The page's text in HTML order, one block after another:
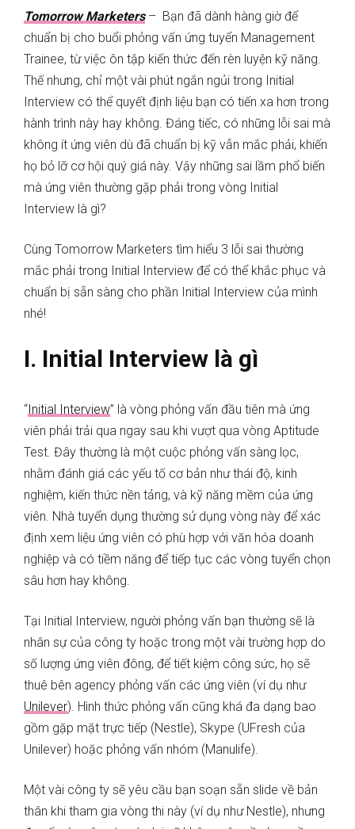
Tomorrow Marketers– Bạn đã dành hàng giờ để
chuẩn bị cho buổi phỏng vấn ứng tuyển Management
Trainee, từ việc ôn tập kiến thức đến rèn luyện kỹ năng.
Thế nhưng, chỉ một vài phút ngắn ngủi trong Initial
Interview có thể quyết định liệu bạn có tiến xa hơn trong
hành trình này hay không. Đáng tiếc, có những lỗi sai mà
không ít ứng viên dù đã chuẩn bị kỹ vẫn mắc phải, khiến
họ bỏ lỡ cơ hội quý giá này. Vậy những sai lầm phổ biến
mà ứng viên thường gặp phải trong vòng Initial
Interview là gì?
Cùng Tomorrow Marketers tìm hiểu 3 lỗi sai thường
mắc phải trong Initial Interview để có thể khắc phục và
chuẩn bị sẵn sàng cho phần Initial Interview của mình
nhé!
I. Initial Interview là gì
“ Initial Interview” là vòng phỏng vấn đầu tiên mà ứng
viên phải trải qua ngay sau khi vượt qua vòng Aptitude
Test. Đây thường là một cuộc phỏng vấn sàng lọc,
nhằm đánh giá các yếu tố cơ bản như thái độ, kinh
nghiệm, kiến thức nền tảng, và kỹ năng mềm của ứng
viên. Nhà tuyển dụng thường sử dụng vòng này để xác
định xem liệu ứng viên có phù hợp với văn hóa doanh
nghiệp và có tiềm năng để tiếp tục các vòng tuyển chọn
sâu hơn hay không.
Tại Initial Interview, người phỏng vấn bạn thường sẽ là
nhân sự của công ty hoặc trong một vài trường hợp do
số lượng ứng viên đông, để tiết kiệm công sức, họ sẽ
thuê bên agency phỏng vấn các ứng viên (ví dụ như
Unilever). Hình thức phỏng vấn cũng khá đa dạng bao
gồm gặp mặt trực tiếp (Nestle), Skype (UFresh của
Unilever) hoặc phỏng vấn nhóm (Manulife).
Một vài công ty sẽ yêu cầu bạn soạn sẵn slide về bản
thân khi tham gia vòng thi này (ví dụ như Nestle), nhưng